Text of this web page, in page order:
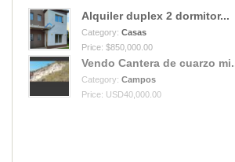
Vendo Cantera de cuarzo mi...
Category: Campos
Price: USD40,000.00